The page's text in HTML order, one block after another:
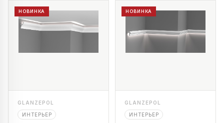
НОВИНКА
GLANZEPOL
ИНТЕРЬЕР
НОВИНКА
GLANZEPOL
ИНТЕРЬЕР